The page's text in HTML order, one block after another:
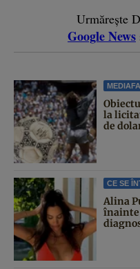
Urmărește
Google News
la
de
CE SE
Alina
înainte